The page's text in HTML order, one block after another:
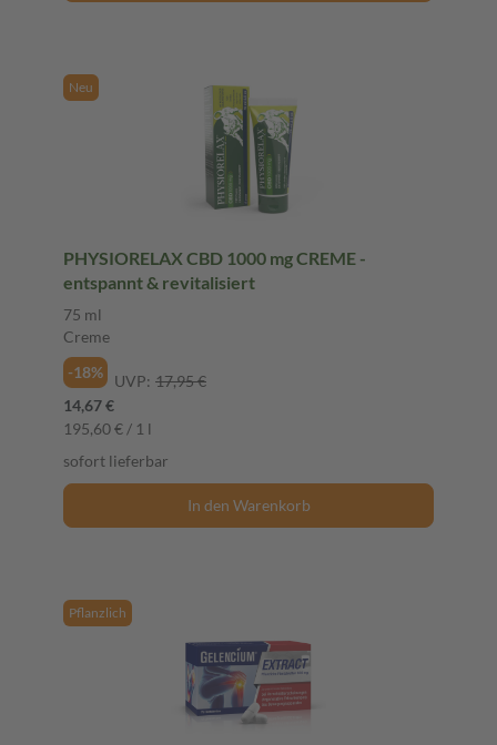
Neu
PHYSIORELAX CBD 1000 mg CREME -
entspannt & revitalisiert
75 ml
Creme
-18%
UVP: 17,95 €
14,67 €
195,60 € / 1 l
sofort lieferbar
In den Warenkorb
Pflanzlich